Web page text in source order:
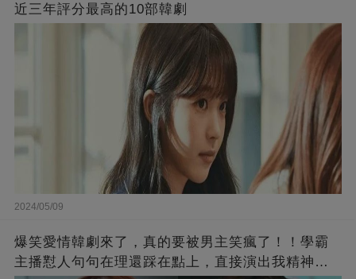
近三年評分最高的10部韓劇
2024/05/09
爆笑愛情韓劇來了，真的要被男主笑瘋了！！學霸
主播懟人句句在理還踩在點上，直接演出我精神世